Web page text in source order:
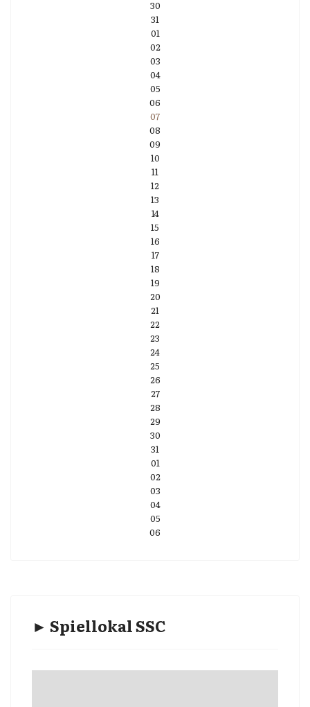
30
31
01
02
03
04
05
06
07
08
09
10
11
12
13
14
15
16
17
18
19
20
21
22
23
24
25
26
27
28
29
30
31
01
02
03
04
05
06
► Spiellokal SSC